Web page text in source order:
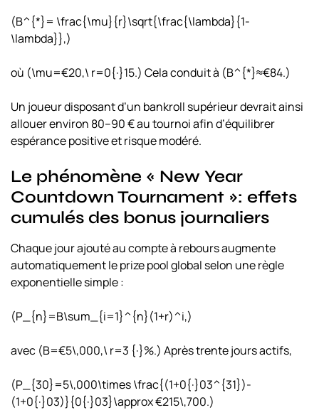
(B^{*}= \frac{\mu}{r}\sqrt{\frac{\lambda}{1-
\lambda}},)
où (\mu=€20,\ r=0{·}15.) Cela conduit à (B^{*}≈€84.)
Un joueur disposant d’un bankroll supérieur devrait ainsi
allouer environ 80–90 € au tournoi afin d’équilibrer
espérance positive et risque modéré.
Le phénomène « New Year
Countdown Tournament »: effets
cumulés des bonus journaliers
Chaque jour ajouté au compte à rebours augmente
automatiquement le prize pool global selon une règle
exponentielle simple :
(P_{n}=B\sum_{i=1}^{n}(1+r)^i,)
avec (B=€5\,000,\ r=3 {·}%.) Après trente jours actifs,
(P_{30}=5\,000\times \frac{(1+0{·}03^{31})-
(1+0{·}03)}{0{·}03}\approx €215\,700.)